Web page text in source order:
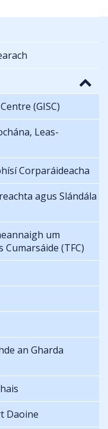
(GISC)
Leas-
Corparáideacha
agus Slándála
um
(TFC)
an Gharda
Daoine